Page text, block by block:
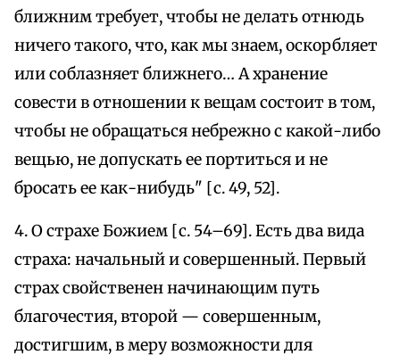
ближним требует, чтобы не делать отнюдь
ничего такого, что, как мы знаем, оскорбляет
или соблазняет ближнего… А хранение
совести в отношении к вещам состоит в том,
чтобы не обращаться небрежно с какой-либо
вещью, не допускать ее портиться и не
бросать ее как-нибудь" [с. 49, 52].
4. О страхе Божием [с. 54–69]. Есть два вида
страха: начальный и совершенный. Первый
страх свойственен начинающим путь
благочестия, второй — совершенным,
достигшим, в меру возможности для